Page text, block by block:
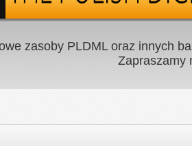
zasoby PLDML oraz innych
Zapraszamy